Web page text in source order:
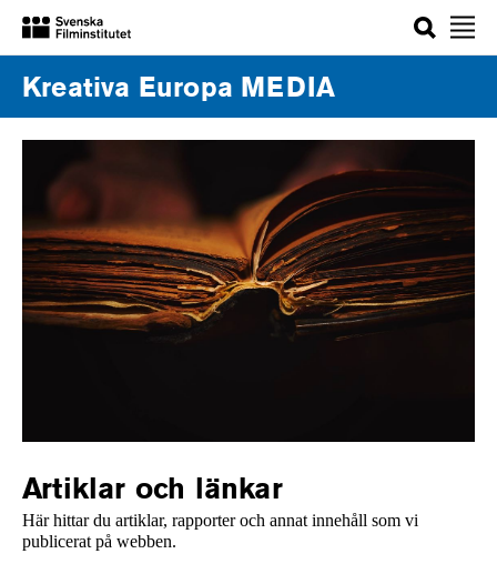
Sök
Kreativa Europa MEDIA
Artiklar och länkar
Här hittar du artiklar, rapporter och annat innehåll som vi
publicerat på webben.